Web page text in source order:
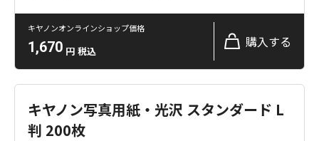
キヤノンオンラインショップ価格
1,670 円 税込
購入する
キヤノン写真用紙・光沢 スタンダード L
判 200枚